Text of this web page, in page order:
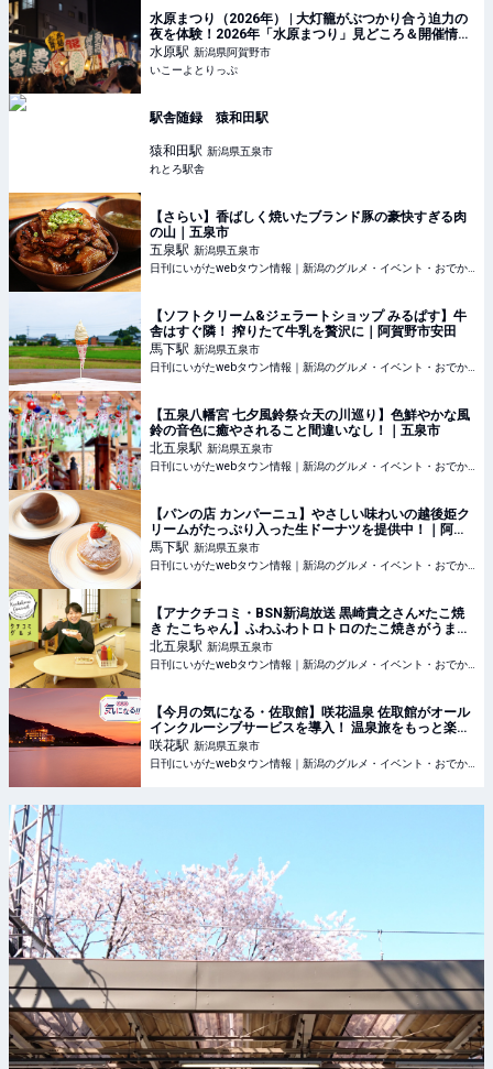
水原まつり（2026年） | 大灯籠がぶつかり合う迫力の
夜を体験！2026年「水原まつり」見どころ＆開催情報
| 新潟県阿賀野市 | いこーよとりっぷ
水原駅 新潟県阿賀野市
いこーよとりっぷ
駅舎随録 猿和田駅
猿和田駅 新潟県五泉市
れとろ駅舎
【さらい】香ばしく焼いたブランド豚の豪快すぎる肉
の山｜五泉市
五泉駅 新潟県五泉市
【ソフトクリーム&ジェラートショップ みるぱす】牛
舎はすぐ隣！ 搾りたて牛乳を贅沢に｜阿賀野市安田
馬下駅 新潟県五泉市
【五泉八幡宮 七夕風鈴祭☆天の川巡り】色鮮やかな風
鈴の音色に癒やされること間違いなし！｜五泉市
北五泉駅 新潟県五泉市
【パンの店 カンパーニュ】やさしい味わいの越後姫ク
リームがたっぷり入った生ドーナツを提供中！｜阿賀
野市水原
馬下駅 新潟県五泉市
【アナクチコミ・BSN新潟放送 黒崎貴之さん×たこ焼
き たこちゃん】ふわふわトロトロのたこ焼きがうま
い！｜五泉市
北五泉駅 新潟県五泉市
【今月の気になる・佐取館】咲花温泉 佐取館がオール
インクルーシブサービスを導入！ 温泉旅をもっと楽し
く！｜五泉市
咲花駅 新潟県五泉市